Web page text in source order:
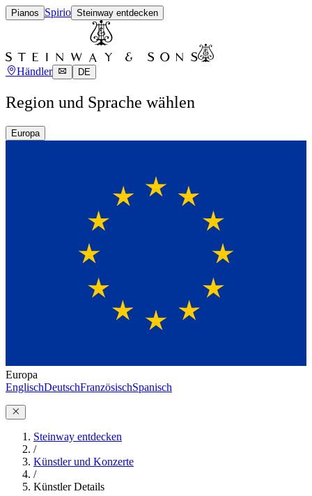
Pianos Spirio Steinway entdecken
Händler DE
Region und Sprache wählen
Europa
Europa
EnglischDeutschFranzösischSpanisch
Steinway entdecken
/
Künstler und Konzerte
/
Künstler Details